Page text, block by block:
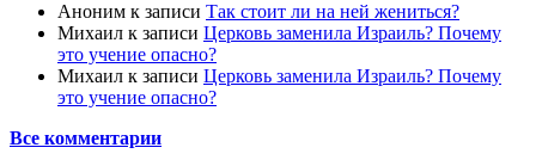
Аноним к записи Так стоит ли на ней жениться?
Михаил к записи Церковь заменила Израиль? Почему
это учение опасно?
Михаил к записи Церковь заменила Израиль? Почему
это учение опасно?
Все комментарии